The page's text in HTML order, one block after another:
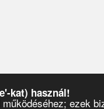
kat) használ!
ezek